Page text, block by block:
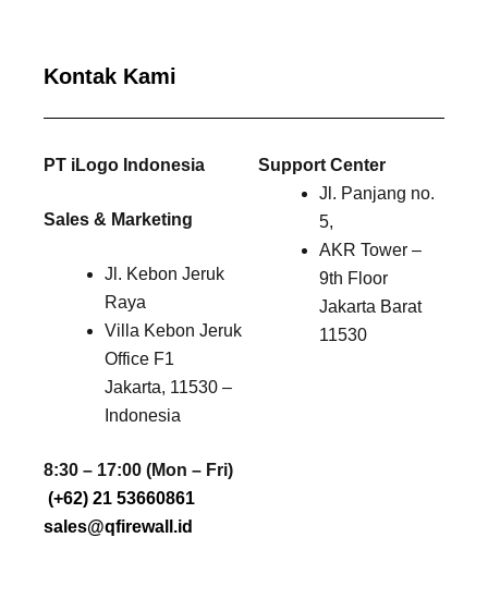
Kontak Kami
PT iLogo Indonesia
Sales & Marketing
Jl. Kebon Jeruk
Raya
Villa Kebon Jeruk
Office F1
Jakarta, 11530 –
Indonesia
8:30 – 17:00 (Mon – Fri)
(+62) 21 53660861
sales@qfirewall.id
Support Center
Jl. Panjang no.
5,
AKR Tower –
9th Floor
Jakarta Barat
11530